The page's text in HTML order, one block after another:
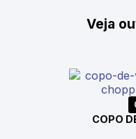
Veja
COPO